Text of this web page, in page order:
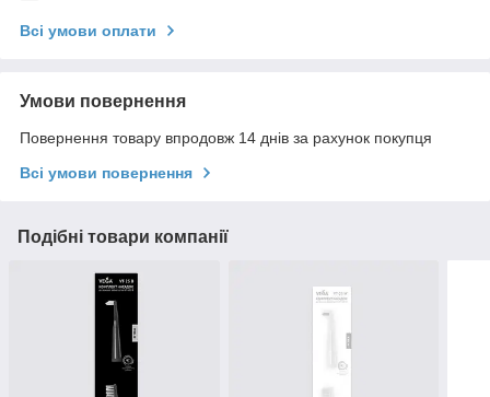
Всі умови оплати
Умови повернення
Повернення товару впродовж 14 днів за рахунок покупця
Всі умови повернення
Подібні товари компанії